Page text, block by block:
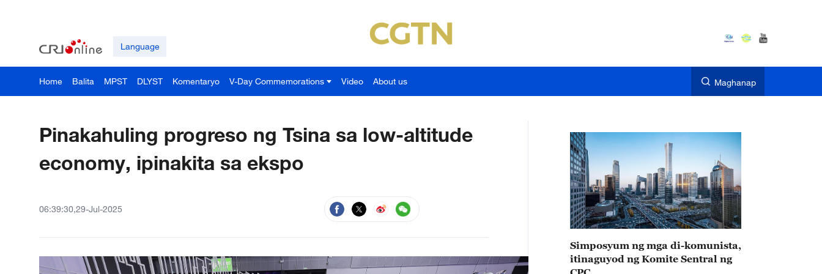
Language
Home Balita MPST DLYST Komentaryo V-Day Commemorations Video About us Maghanap
Pinakahuling progreso ng Tsina sa low-altitude
economy, ipinakita sa ekspo
06:39:30,29-Jul-2025
Simposyum ng mga di-komunista,
itinaguyod ng Komite Sentral ng